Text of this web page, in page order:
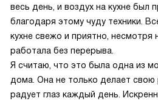
весь день, и воздух на кухне был
благодаря этому чуду техники.
кухне свежо и приятно, несмотря
работала без перерыва.
Я считаю, что это была одна из
дома. Она не только делает свою
радует глаз каждый день.